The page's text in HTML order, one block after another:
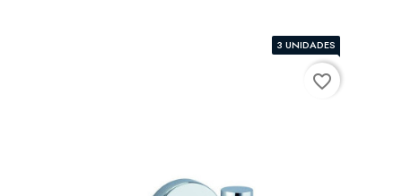
3 UNIDADES
favorite_border